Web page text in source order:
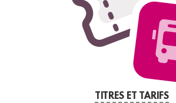
TITRES ET TARIFS